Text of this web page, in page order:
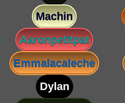
Machin
Aaronpetitpat
Emmalacaleche
Dylan